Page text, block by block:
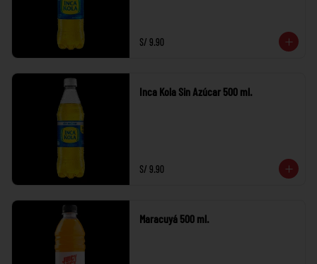
S/ 9.90
Inca Kola Sin Azúcar 500 ml.
S/ 9.90
Maracuyá 500 ml.